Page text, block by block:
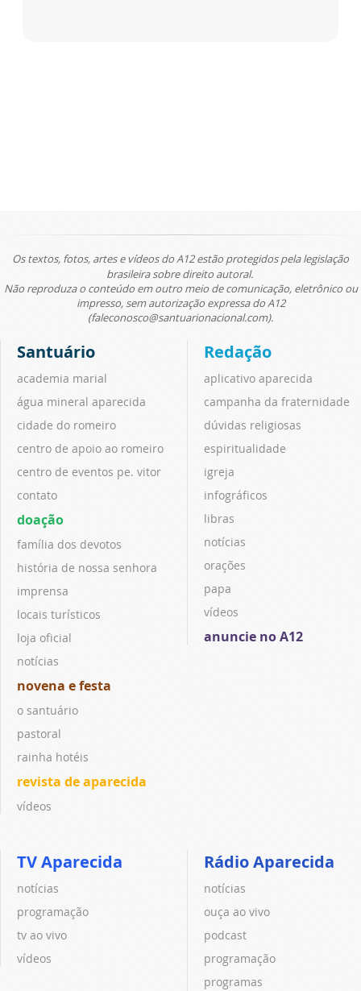
Os textos, fotos, artes e vídeos do A12 estão protegidos pela legislação
brasileira sobre direito autoral.
Não reproduza o conteúdo em outro meio de comunicação, eletrônico ou
impresso, sem autorização expressa do A12
(faleconosco@santuarionacional.com).
Santuário
academia marial
água mineral aparecida
cidade do romeiro
centro de apoio ao romeiro
centro de eventos pe. vitor
contato
doação
família dos devotos
história de nossa senhora
imprensa
locais turísticos
loja oficial
notícias
novena e festa
o santuário
pastoral
rainha hotéis
revista de aparecida
vídeos
Redação
aplicativo aparecida
campanha da fraternidade
dúvidas religiosas
espiritualidade
igreja
infográficos
libras
notícias
orações
papa
vídeos
anuncie no A12
TV Aparecida
notícias
programação
tv ao vivo
vídeos
Rádio Aparecida
notícias
ouça ao vivo
podcast
programação
programas